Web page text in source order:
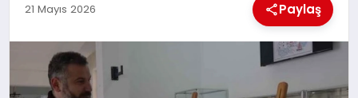
MAGAZIN
SAĞLIK
21 Mayıs 2026 Paylaş